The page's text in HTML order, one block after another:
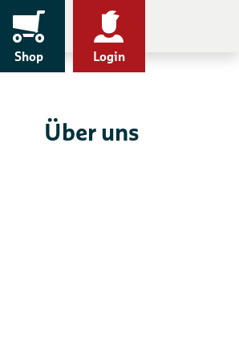
Shop Login
Über uns